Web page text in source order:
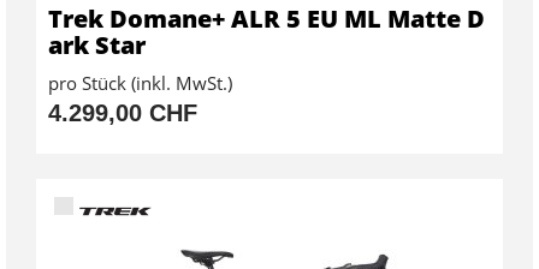
Trek Domane+ ALR 5 EU ML Matte D
ark Star
pro Stück (inkl. MwSt.)
4.299,00 CHF